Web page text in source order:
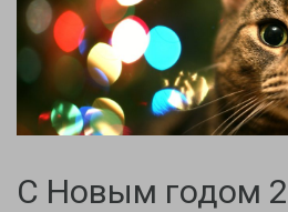
С Новым годом